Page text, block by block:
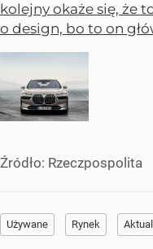
kolejny okaże się, że
o design, bo to on
Źródło: Rzeczpospolita
Używane Rynek